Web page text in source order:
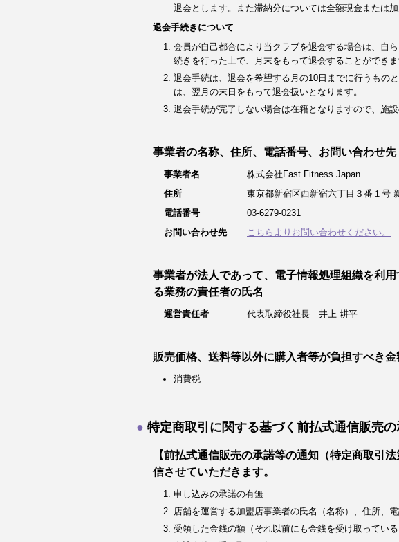
退会とします。また滞納分については全額現金または
退会手続きについて
会員が自己都合により当クラブを退会する場合は、自
続きを行った上で、月末をもって退会することができ
退会手続は、退会を希望する月の10日までに行うもの
は、翌月の末日をもって退会扱いとなります。
退会手続が完了しない場合は在籍となりますので、施
事業者の名称、住所、電話番号、お問い合わせ先
事業者名
株式会社Fast Fitness Japan
住所
東京都新宿区西新宿六丁目３番１号
電話番号
03-6279-0231
お問い合わせ先
こちらよりお問い合わせください。
事業者が法人であって、電子情報処理組織を利
る業務の責任者の氏名
運営責任者 代表取締役社長 井上 耕平
販売価格、送料等以外に購入者等が負担すべき金
消費税
特定商取引に関する基づく前払式通信販売
【前払式通信販売の承諾等の通知（特定商取引
信させていただきます。
申し込みの承諾の有無
店舗を運営する加盟店事業者の氏名（名称）、住所、
受領した金銭の額（それ以前にも金銭を受け取っている